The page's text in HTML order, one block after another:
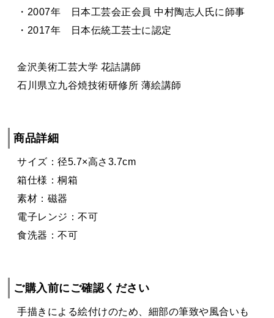
・2007年 日本工芸会正会員 中村陶志人氏に師事
・2017年 日本伝統工芸士に認定
金沢美術工芸大学 花詰講師
石川県立九谷焼技術研修所 薄絵講師
商品詳細
サイズ：径5.7×高さ3.7cm
箱仕様：桐箱
素材：磁器
電子レンジ：不可
食洗器：不可
ご購入前にご確認ください
手描きによる絵付けのため、細部の筆致や風合いも